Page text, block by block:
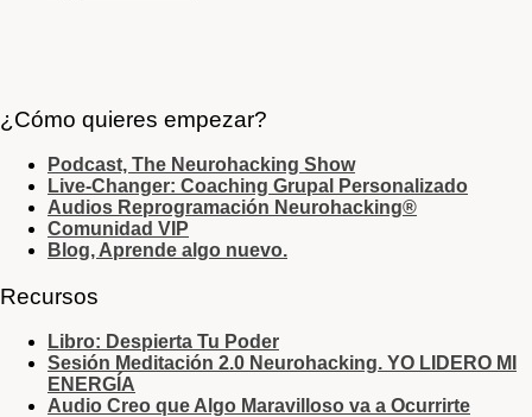
¿Cómo quieres empezar?
Podcast, The Neurohacking Show
Live-Changer: Coaching Grupal Personalizado
Audios Reprogramación Neurohacking®
Comunidad VIP
Blog, Aprende algo nuevo.
Recursos
Libro: Despierta Tu Poder
Sesión Meditación 2.0 Neurohacking. YO LIDERO MI
ENERGÍA
Audio Creo que Algo Maravilloso va a Ocurrirte